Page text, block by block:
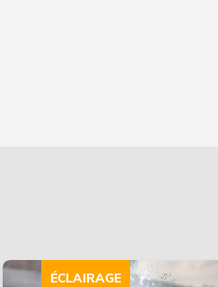
ÉCLAIRAGE